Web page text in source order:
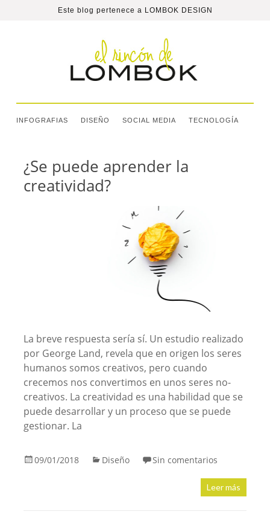
Este blog pertenece a LOMBOK DESIGN
INFOGRAFIAS DISEÑO SOCIAL MEDIA TECNOLOGÍA
¿Se puede aprender la
creatividad?
La breve respuesta sería sí. Un estudio realizado
por George Land, revela que en origen los seres
humanos somos creativos, pero cuando
crecemos nos convertimos en unos seres no-
creativos. La creatividad es una habilidad que se
puede desarrollar y un proceso que se puede
gestionar. La
09/01/2018 Diseño Sin comentarios
Leer más